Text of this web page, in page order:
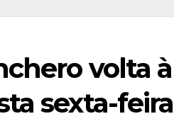
volta
sexta-